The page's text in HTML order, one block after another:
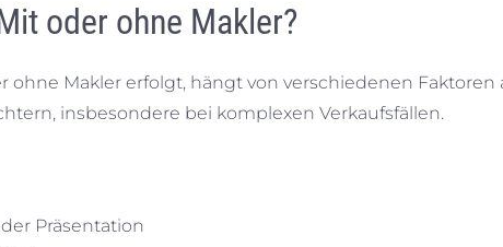
oder ohne Makler?
Makler erfolgt, hängt von verschiedenen Faktoren
insbesondere bei komplexen Verkaufsfällen.
Präsentation